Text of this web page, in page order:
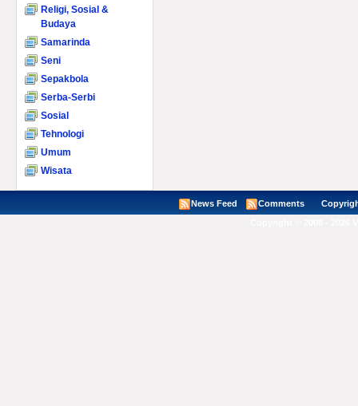
Religi, Sosial &
Budaya
Samarinda
Seni
Sepakbola
Serba-Serbi
Sosial
Tehnologi
Umum
Wisata
News Feed Comments Copyright